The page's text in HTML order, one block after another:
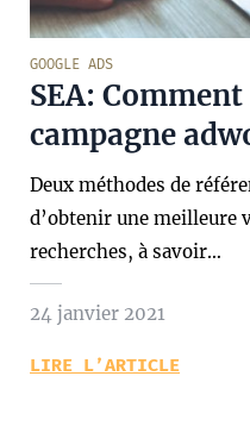
GOOGLE ADS
SEA:
campagne
Deux méthodes de
d’obtenir une meilleure
recherches, à savoir…
24 janvier 2021
LIRE L’ARTICLE